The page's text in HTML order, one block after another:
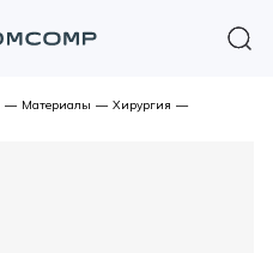
— Материалы — Хирургия —